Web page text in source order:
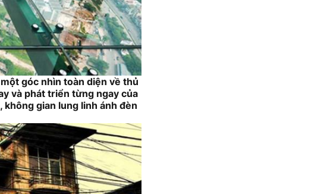
góc nhìn toàn diện về thủ
và phát triển từng ngay của
gian lung linh ánh đèn